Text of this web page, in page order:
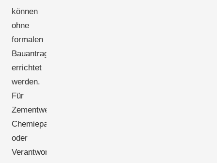
können
ohne
formalen
Bauantrag
errichtet
werden.
Für
Zementwerke,
Chemieparkbetreiber
oder
Verantwortliche